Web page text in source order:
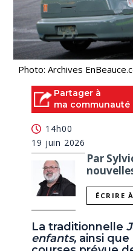
Photo: Archives
Partager à
ma communauté
14h00
19 juin 2026
Par
ÉCRIRE
La traditionnelle
enfants, ainsi